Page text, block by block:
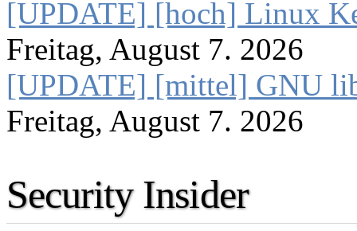
[UPDATE] [hoch] Linux
Freitag, August 7. 2026
[UPDATE] [mittel] GNU
Freitag, August 7. 2026
Security Insider